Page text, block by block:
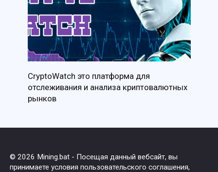
CryptoWatch это платформа для
отслеживания и анализа криптовалютных
рынков
© 2026 Mining.bat - Посещая данный вебсайт, вы
принимаете условия пользовательского соглашения,